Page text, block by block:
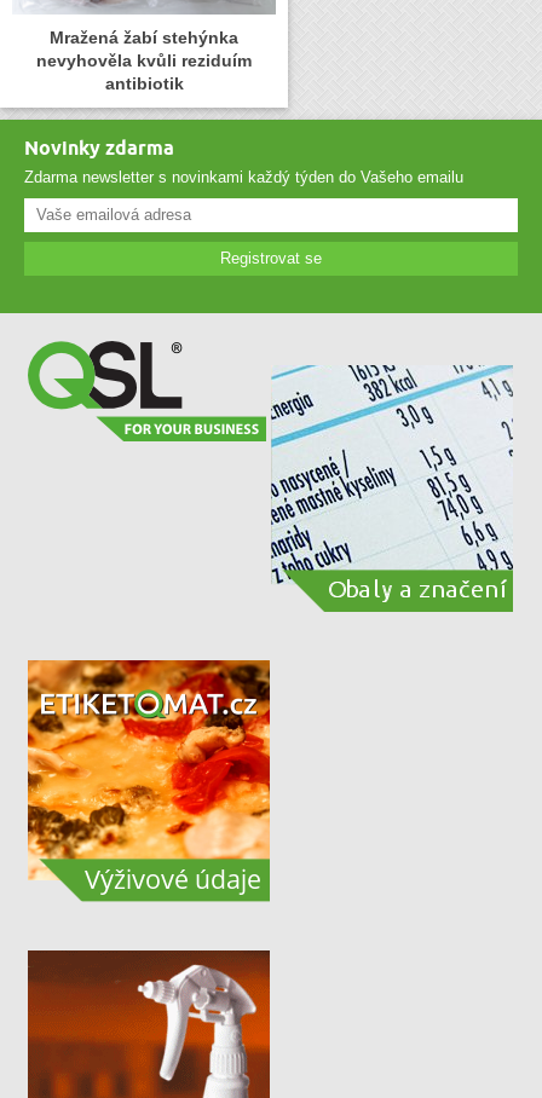
Mražená žabí stehýnka
nevyhověla kvůli reziduím
antibiotik
Novinky zdarma
Zdarma newsletter s novinkami každý týden do Vašeho emailu
Registrovat se